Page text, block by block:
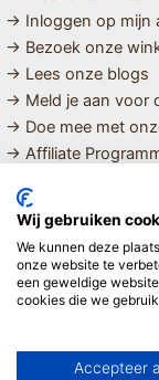
→ Inloggen op mijn
→ Bezoek onze
→ Lees onze blogs
→ Meld je aan voor
→ Doe mee met
→ Affiliate
MET LIEFDE
BIOLOGISCHE EN
GEZIN
Wij gebruiken
We kunnen deze
onze website te
een geweldige
cookies die we
Accepteer